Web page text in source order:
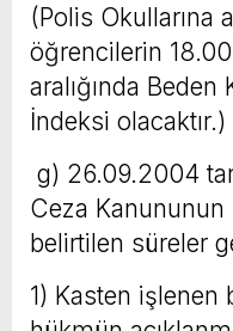
(Polis Okullarına
öğrencilerin
aralığında Beden
İndeksi olacaktır.)
g) 26.09.2004
Ceza Kanununun
belirtilen süreler
1) Kasten işlenen